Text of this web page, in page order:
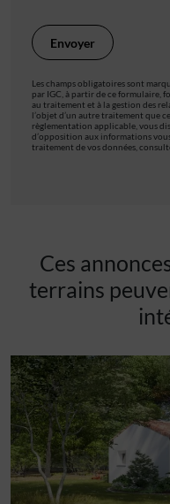
Les champs obligatoires sont
par IGC, à partir de ce formulaire,
au traitement et à la gestion des
l’objet d’un autre traitement que
règlementation applicable, vous
d’opposition aux informations
traitement de vos données,
Ces
terrains